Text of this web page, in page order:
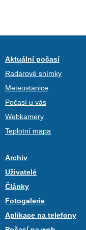
Aktuální počasí
Radarové snímky
Meteostanice
Počasí u vás
Webkamery
Teplotní mapa
Archiv
Uživatelé
Články
Fotogalerie
Aplikace na telefony